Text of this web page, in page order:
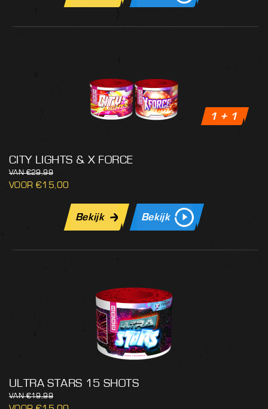
1 + 1
CITY LIGHTS & X FORCE
€29,99
€15,00
Bekijk Bekijk
ULTRA STARS 15 SHOTS
€19,99